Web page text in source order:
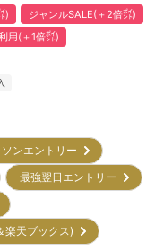
)
ジャンルSALE(＋2倍㌽)
用(＋1倍㌽)
ソンエントリー
最強翌日エントリー
楽天ブックス)